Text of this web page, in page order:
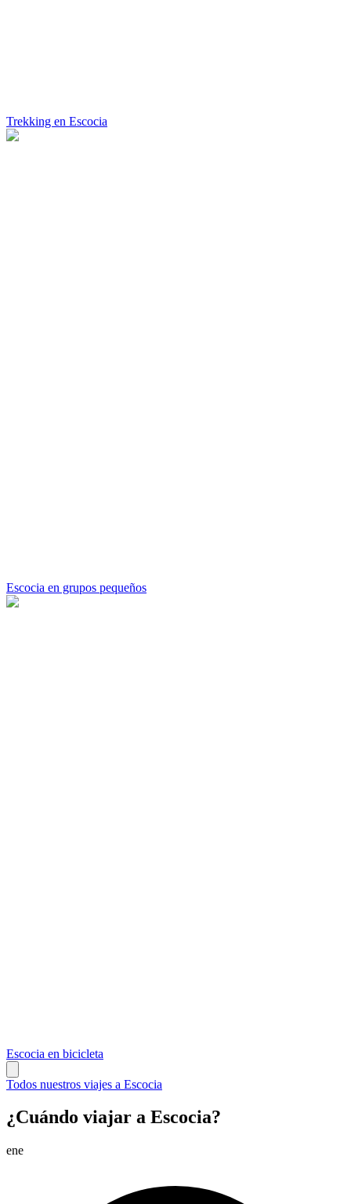
Trekking en Escocia
Escocia en grupos pequeños
Escocia en bicicleta
Todos nuestros viajes a Escocia
¿Cuándo viajar a Escocia?
ene